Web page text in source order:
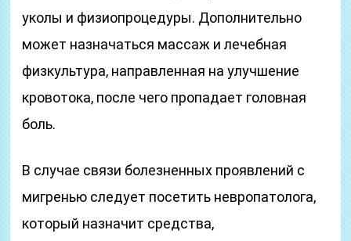
уколы и физиопроцедуры. Дополнительно
может назначаться массаж и лечебная
физкультура, направленная на улучшение
кровотока, после чего пропадает головная
боль.
В случае связи болезненных проявлений с
мигренью следует посетить невропатолога,
который назначит средства,